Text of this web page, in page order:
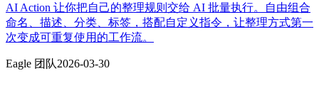
AI Action 让你把自己的整理规则交给 AI 批量执行。自由组合
命名、描述、分类、标签，搭配自定义指令，让整理方式第一
次变成可重复使用的工作流。
Eagle 团队2026-03-30